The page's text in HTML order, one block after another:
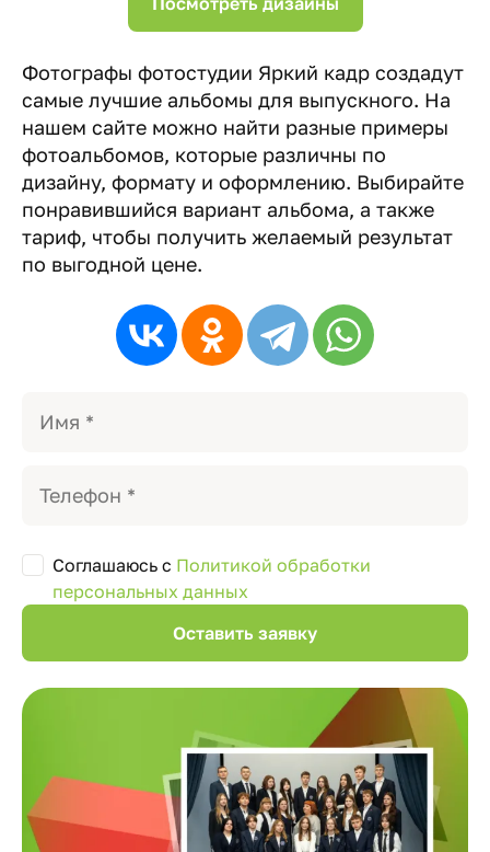
Фотографы фотостудии Яркий кадр создадут
самые лучшие альбомы для выпускного. На
нашем сайте можно найти разные примеры
фотоальбомов, которые различны по
дизайну, формату и оформлению. Выбирайте
понравившийся вариант альбома, а также
тариф, чтобы получить желаемый результат
по выгодной цене.
Соглашаюсь с Политикой обработки
персональных данных